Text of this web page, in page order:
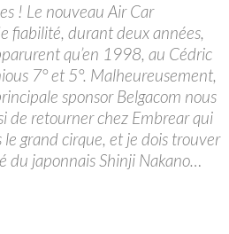
! Le nouveau Air Car
fiabilité, durant deux années,
qu’en 1998, au Cédric
7° et 5°. Malheureusement,
sponsor Belgacom nous
de retourner chez Embrear qui
grand cirque, et je dois trouver
du japonnais Shinji Nakano…